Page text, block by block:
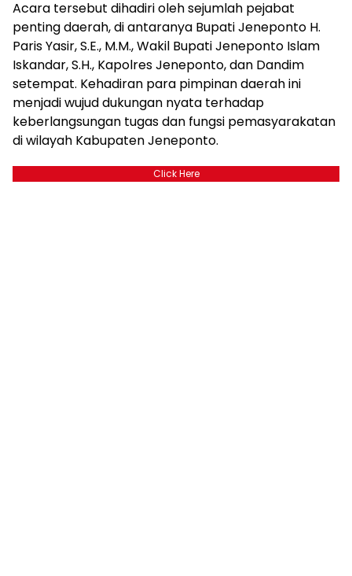
Acara tersebut dihadiri oleh sejumlah pejabat
penting daerah, di antaranya Bupati Jeneponto H.
Paris Yasir, S.E., M.M., Wakil Bupati Jeneponto Islam
Iskandar, S.H., Kapolres Jeneponto, dan Dandim
setempat. Kehadiran para pimpinan daerah ini
menjadi wujud dukungan nyata terhadap
keberlangsungan tugas dan fungsi pemasyarakatan
di wilayah Kabupaten Jeneponto.
Click Here